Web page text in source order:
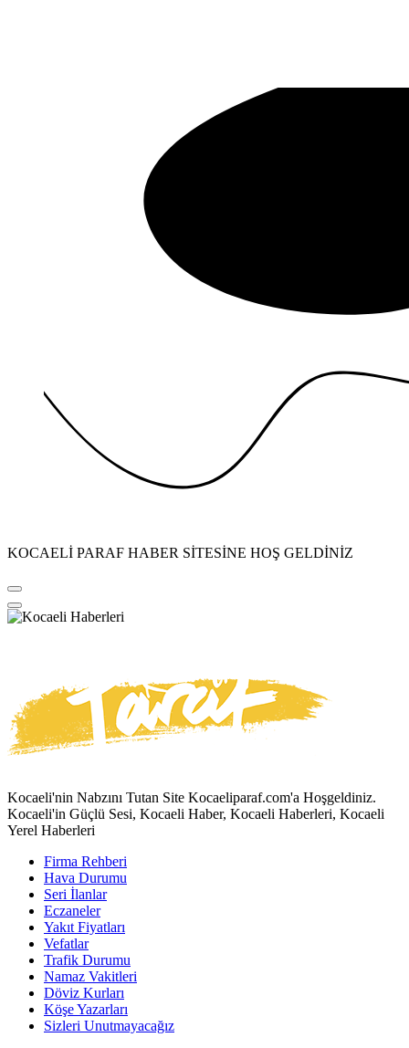
KOCAELİ PARAF HABER SİTESİNE HOŞ GELDİNİZ
Kocaeli'nin Nabzını Tutan Site Kocaeliparaf.com'a Hoşgeldiniz.
Kocaeli'in Güçlü Sesi, Kocaeli Haber, Kocaeli Haberleri, Kocaeli
Yerel Haberleri
Firma Rehberi
Hava Durumu
Seri İlanlar
Eczaneler
Yakıt Fiyatları
Vefatlar
Trafik Durumu
Namaz Vakitleri
Döviz Kurları
Köşe Yazarları
Sizleri Unutmayacağız